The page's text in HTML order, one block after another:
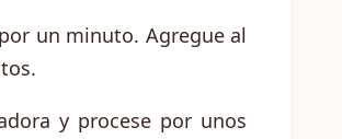
un minuto. Agregue al
y procese por unos